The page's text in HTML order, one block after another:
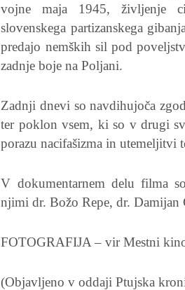
vojne maja 1945, življenje
slovenskega partizanskega
predajo nemških sil pod
zadnje boje na Poljani.
Zadnji dnevi so navdihujoča
ter poklon vsem, ki so v drugi
porazu nacifašizma in utemeljitvi
V dokumentarnem delu filma
njimi dr. Božo Repe, dr. Damijan
FOTOGRAFIJA – vir Mestni
(Objavljeno v oddaji Ptujska